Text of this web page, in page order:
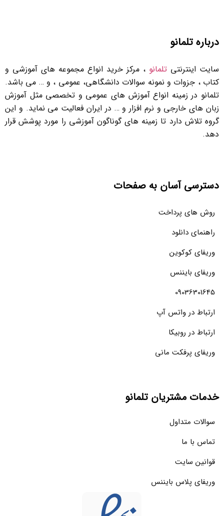
درباره تلمانو
سایت اینترنتی تلمانو ، مرکز خرید انواع مجموعه های آموزشی و
کتاب ، جزوات و نمونه سوالات دانشگاهی، عمومی ، و … می باشد.
تلمانو در زمینه انواع آموزش های عمومی و تخصصی مثل آموزش
زبان های خارجی و نرم افزار و … در ایران فعالیت می نماید. و این
گروه تلاش دارد تا زمینه های گوناگون آموزشی را مورد پوشش قرار
دهد.
دسترسی آسان به صفحات
روش های پرداخت
راهنمای دانلود
وریفای کوکوین
وریفای بایننس
09036301645
ارتباط در واتس آپ
ارتباط در روبیکا
وریفای پرفکت مانی
خدمات مشتریان تلمانو
سوالات متداول
تماس با ما
قوانین سایت
وریفای پلاس بایننس